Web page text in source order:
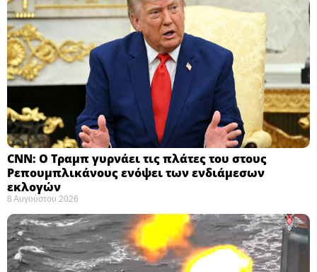
CNN: Ο Τραμπ γυρνάει τις πλάτες του στους
Ρεπουμπλικάνους ενόψει των ενδιάμεσων
εκλογών ​
8 Αυγούστου 2026